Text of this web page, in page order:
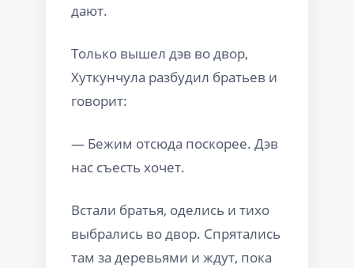
дают.
Только вышел дэв во двор,
Хуткунчула разбудил братьев и
говорит:
— Бежим отсюда поскорее. Дэв
нас съесть хочет.
Встали братья, оделись и тихо
выбрались во двор. Спрятались
там за деревьями и ждут, пока